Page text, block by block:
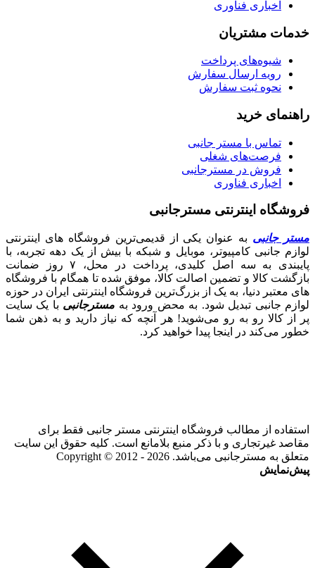
اخباری فناوری
خدمات مشتریان
شیوه‌های پرداخت
رویه ارسال سفارش
نحوه ثبت سفارش
راهنمای خرید
تماس با مستر جانبی
فرصت‌های شغلی
فروش در مسترجانبی
اخباری فناوری
فروشگاه اینترنتی مسترجانبی
مستر جانبی به عنوان یکی از قدیمی‌ترین فروشگاه های اینترنتی
لوازم جانبی کامپیوتر، موبایل و شبکه با بیش از یک دهه تجربه، با
پایبندی به سه اصل کلیدی، پرداخت در محل، ۷ روز ضمانت
بازگشت کالا و تضمین اصالت کالا، موفق شده تا همگام با فروشگاه‌
های معتبر دنیا، به یک از بزرگ‌ترین فروشگاه اینترنتی ایران در حوزه
لوازم جانبی تبدیل شود. به محض ورود به مسترجانبی با یک سایت
پر از کالا رو به رو می‌شوید! هر آنچه که نیاز دارید و به ذهن شما
خطور می‌کند در اینجا پیدا خواهید کرد.
استفاده از مطالب فروشگاه اینترنتی مستر جانبی فقط برای
مقاصد غیرتجاری و با ذکر منبع بلامانع است. کلیه حقوق این سایت
متعلق به مسترجانبی می‌باشد. Copyright © 2012 - 2026
پیش‌نمایش